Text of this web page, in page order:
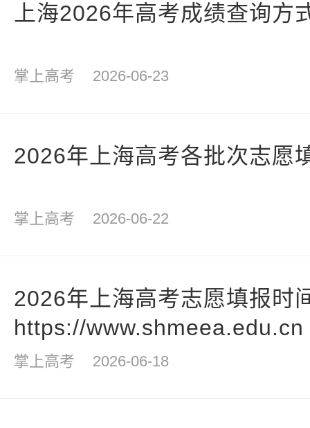
上海2026年高考成绩查询方
掌上高考 2026-06-23
2026年上海高考各批次志愿
掌上高考 2026-06-22
2026年上海高考志愿填报时
https://www.shmeea.edu.cn
掌上高考 2026-06-18